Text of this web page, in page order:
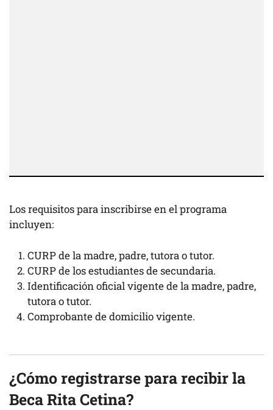
Los requisitos para inscribirse en el programa
incluyen:
CURP de la madre, padre, tutora o tutor.
CURP de los estudiantes de secundaria.
Identificación oficial vigente de la madre, padre,
tutora o tutor.
Comprobante de domicilio vigente.
¿Cómo registrarse para recibir la
Beca Rita Cetina?